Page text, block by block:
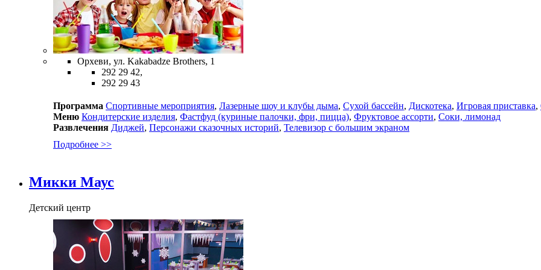
Орхеви, ул. Kakabadze Brothers, 1
292 29 42,
292 29 43
Программа Спортивные мероприятия, Лазерные шоу и клубы дыма, Сухой бассейн, Дискотека, Игровая приставка,
Меню Кондитерские изделия, Фастфуд (куриные палочки, фри, пицца), Фруктовое ассорти, Соки, лимонад
Развлечения Диджей, Персонажи сказочных историй, Телевизор с большим экраном
Подробнее >>
Микки Маус
Детский центр